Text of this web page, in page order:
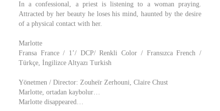
In a confessional, a priest is listening to a woman praying.
Attracted by her beauty he loses his mind, haunted by the desire
of a physical contact with her.
Marlotte
Fransa France / 1’/ DCP/ Renkli Color / Fransızca French /
Türkçe, İngilizce Altyazı Turkish
Yönetmen / Director: Zouheïr Zerhouni, Claire Chust
Marlotte, ortadan kaybolur…
Marlotte disappeared…